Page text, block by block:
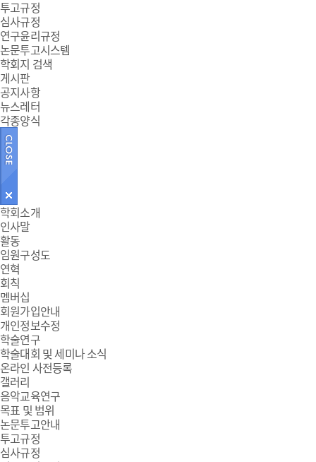
투고규정
심사규정
연구윤리규정
논문투고시스템
학회지 검색
게시판
공지사항
뉴스레터
각종양식
주
메
뉴
학회소개
인사말
활동
임원구성도
연혁
회칙
멤버십
회원가입안내
개인정보수정
학술연구
학술대회 및 세미나 소식
온라인 사전등록
갤러리
음악교육연구
목표 및 범위
논문투고안내
투고규정
심사규정